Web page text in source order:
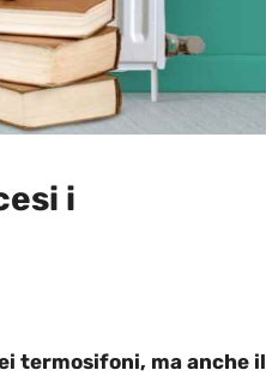
i
termosifoni, ma anche il